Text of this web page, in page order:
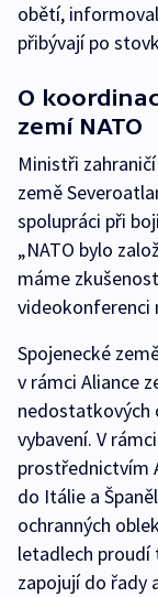
obětí,
přibývají po
O
zemí NATO
Ministři
země
spolupráci při
„NATO bylo
máme
videokonferenci
Spojenecké
v rámci Aliance
nedostatkových
vybavení. V
prostřednictvím
do Itálie a
ochranných
letadlech proudí
zapojují do řady